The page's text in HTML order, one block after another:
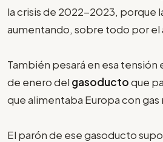
la crisis de 2022-2023, porque
aumentando, sobre todo por
También pesará en esa tensión
de enero del gasoductoque
que alimentaba Europa con gas
El parón de ese gasoducto